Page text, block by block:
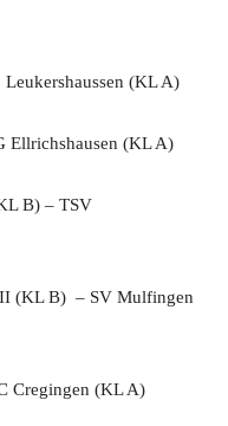
(KL A)
Ellrichshausen (KL A)
B) – TSV
II (KL B) – SV Mulfingen
Cregingen (KL A)